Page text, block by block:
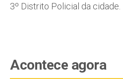
3º Distrito Policial da cidade.
Acontece agora